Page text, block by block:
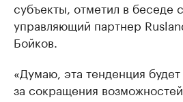
субъекты, отметил в беседе
управляющий партнер
Бойков.
«Думаю, эта тенденция
за сокращения